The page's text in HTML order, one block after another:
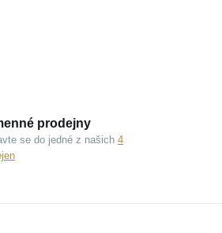
prodejny
se do jedné z našich 4